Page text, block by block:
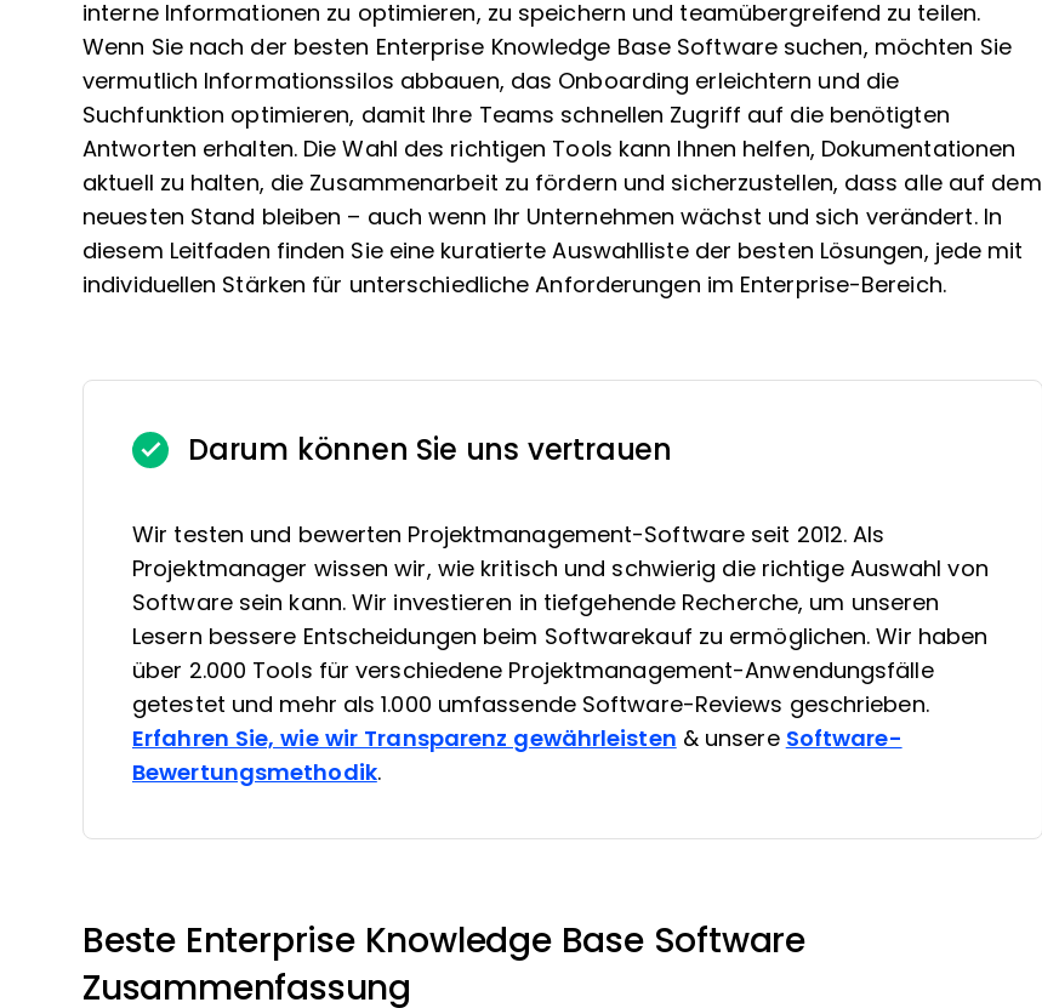
interne Informationen zu optimieren, zu speichern und teamübergreifend zu teilen.
Wenn Sie nach der besten Enterprise Knowledge Base Software suchen, möchten Sie
vermutlich Informationssilos abbauen, das Onboarding erleichtern und die
Suchfunktion optimieren, damit Ihre Teams schnellen Zugriff auf die benötigten
Antworten erhalten. Die Wahl des richtigen Tools kann Ihnen helfen, Dokumentationen
aktuell zu halten, die Zusammenarbeit zu fördern und sicherzustellen, dass alle auf dem
neuesten Stand bleiben – auch wenn Ihr Unternehmen wächst und sich verändert. In
diesem Leitfaden finden Sie eine kuratierte Auswahlliste der besten Lösungen, jede mit
individuellen Stärken für unterschiedliche Anforderungen im Enterprise-Bereich.
Darum können Sie uns vertrauen
Wir testen und bewerten Projektmanagement-Software seit 2012. Als
Projektmanager wissen wir, wie kritisch und schwierig die richtige Auswahl von
Software sein kann. Wir investieren in tiefgehende Recherche, um unseren
Lesern bessere Entscheidungen beim Softwarekauf zu ermöglichen. Wir haben
über 2.000 Tools für verschiedene Projektmanagement-Anwendungsfälle
getestet und mehr als 1.000 umfassende Software-Reviews geschrieben.
Erfahren Sie, wie wir Transparenz gewährleisten & unsere Software-
Bewertungsmethodik.
Beste Enterprise Knowledge Base Software
Zusammenfassung